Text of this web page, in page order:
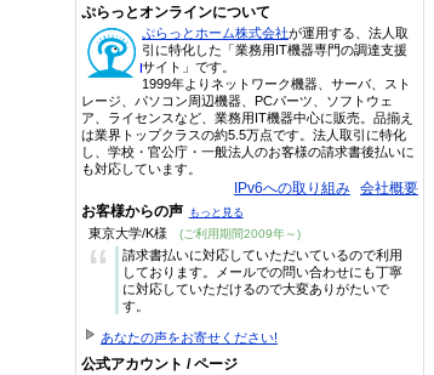
ぷらっとオンラインについて
ぷらっとホーム株式会社が運用する、法人取
引に特化した「業務用IT機器専門の調達支援
サイト」です。
1999年よりネットワーク機器、サーバ、スト
レージ、パソコン周辺機器、PCパーツ、ソフトウェ
ア、ライセンスなど、業務用IT機器中心に販売。品揃え
は業界トップクラスの約5.5万点です。法人取引に特化
し、学校・官公庁・一般法人のお客様の請求書後払いに
も対応しています。
IPv6への取り組み 会社概要
お客様からの声 もっと見る
東京大学/K様 (ご利用期間2009年～)
“
請求書払いに対応していただいているので利用
しております。メールでの問い合わせにも丁寧
に対応していただけるので大変ありがたいで
す。
あなたの声をお寄せください!
公式アカウント / ページ